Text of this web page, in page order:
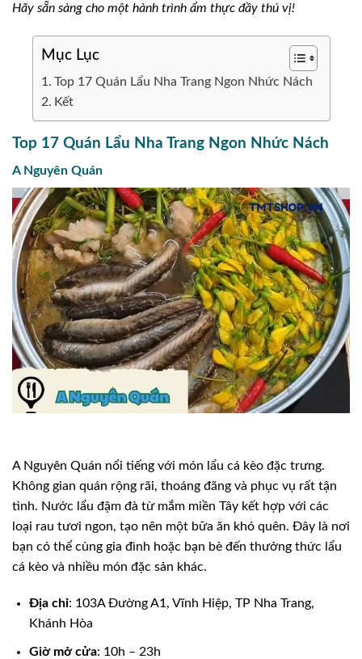
Hãy sẵn sàng cho một hành trình ẩm thực đầy thú vị!
Mục Lục
Top 17 Quán Lẩu Nha Trang Ngon Nhức Nách
Kết
Top 17 Quán Lẩu Nha Trang Ngon Nhức Nách
A Nguyên Quán
A Nguyên Quán nổi tiếng với món lẩu cá kèo đặc trưng.
Không gian quán rộng rãi, thoáng đãng và phục vụ rất tận
tình. Nước lẩu đậm đà từ mắm miền Tây kết hợp với các
loại rau tươi ngon, tạo nên một bữa ăn khó quên. Đây là nơi
bạn có thể cùng gia đình hoặc bạn bè đến thưởng thức lẩu
cá kèo và nhiều món đặc sản khác.
Địa chỉ: 103A Đường A1, Vĩnh Hiệp, TP Nha Trang,
Khánh Hòa
Giờ mở cửa: 10h – 23h